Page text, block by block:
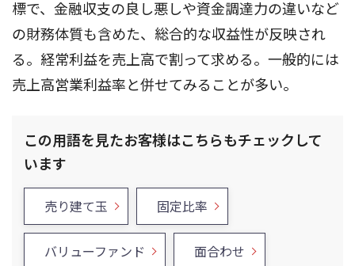
標で、金融収支の良し悪しや資金調達力の違いなど
の財務体質も含めた、総合的な収益性が反映され
る。経常利益を売上高で割って求める。一般的には
売上高営業利益率と併せてみることが多い。
この用語を見たお客様はこちらもチェックして
います
売り建て玉 固定比率
バリューファンド 面合わせ